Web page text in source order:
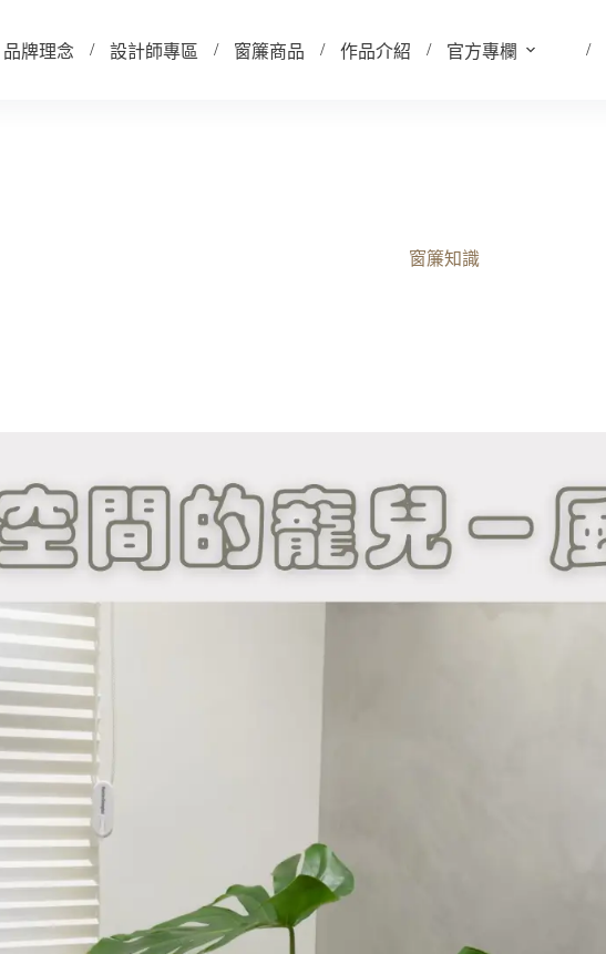
品牌理念 設計師專區 窗簾商品 作品介紹 官方專欄
窗簾知識